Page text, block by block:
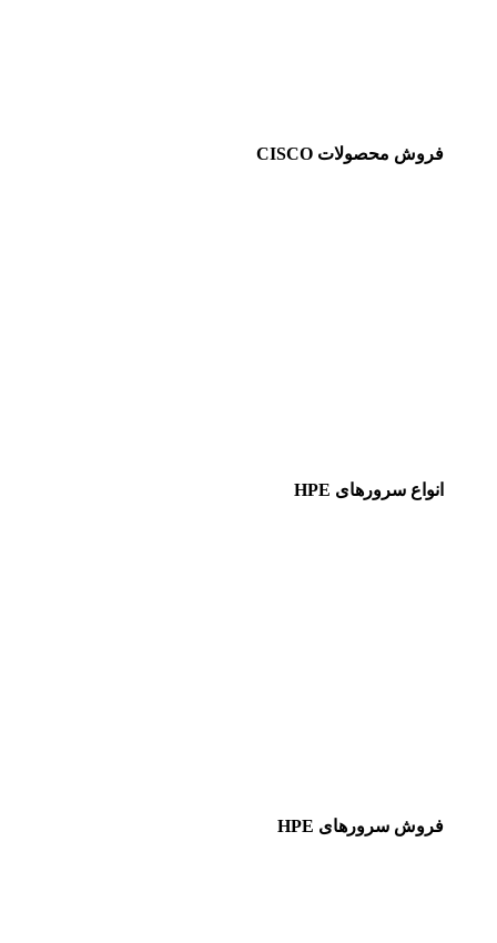
فروش محصولات CISCO
انواع سرورهای HPE
فروش سرورهای HPE